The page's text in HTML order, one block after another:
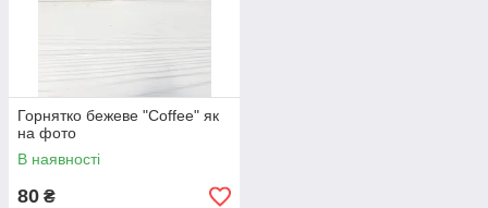
Горнятко бежеве "Coffee" як
на фото
В наявності
80 ₴